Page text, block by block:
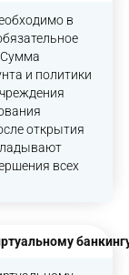
в
Сумма
и политики
открытия
всех